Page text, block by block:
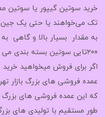
خرید سوتین گیپور یا سوتین
تک می‌خواهند یا حتی یک جین
به مقدار بسیار بالا و گاهی
۲۰۰تایی سوتین بسته بندی می کنند .
اگر برای فروش میخواهید
عمده فروشی های بزرگ بازار
که این عمده فروشی های بزرگ
طور مستقیم با تولیدی های